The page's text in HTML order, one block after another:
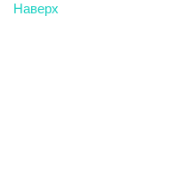
Наверх